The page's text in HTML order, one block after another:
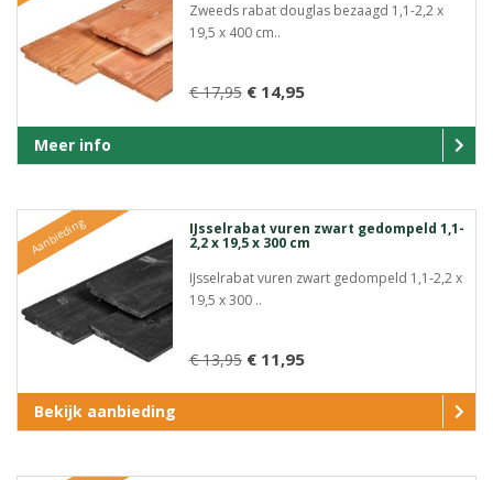
Zweeds rabat douglas bezaagd 1,1-2,2 x
19,5 x 400 cm..
€ 17,95 € 14,95
Meer info
Aanbieding IJsselrabat vuren zwart gedompeld 1,1-
2,2 x 19,5 x 300 cm
IJsselrabat vuren zwart gedompeld 1,1-2,2 x
19,5 x 300 ..
€ 13,95 € 11,95
Bekijk aanbieding